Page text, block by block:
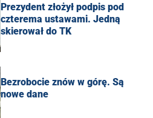
Prezydent złożył podpis pod
czterema ustawami. Jedną
skierował do TK
Bezrobocie znów w górę. Są
nowe dane